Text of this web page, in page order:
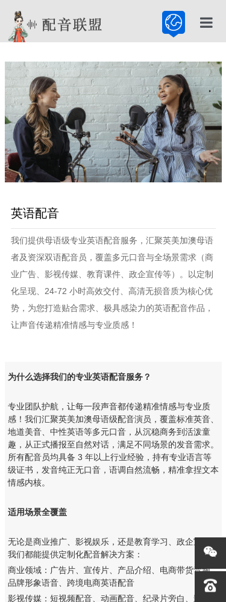
配音
配
配音
英语配音
我们提供母语级专业英语配音服务，汇聚英美加澳母语
者及资深双语配音员，覆盖多元口音与全场景需求（商
业广告、影视传媒、教育课件、政企宣传等）。以定制
化呈现、24-72 小时高效交付、高清无损音质为核心优
势，为您打造贴合需求、极具感染力的英语配音作品，
让声音传递精准情感与专业质感！
为什么选择我们的专业英语配音服务？
专业团队护航，让每一段声音都传递精准情感与专业质
感！我们汇聚英美加澳母语级配音演员，覆盖标准英音、
地道美音、中性英语等多元口音，从沉稳商务到活泼童
趣，从正式播报至自然对话，满足不同场景的发音需求。
所有配音员均具备 3 年以上行业经验，持有专业语言等
级证书，发音纯正无口音，语调自然流畅，精准拿捏文本
情感内核。
适用场景全覆盖
无论是商业推广、影视娱乐，还是教育学习、政企宣传，
我们都能提供定制化配音解决方案：
商业领域：广告片、宣传片、产品介绍、电商带货音频、
品牌形象语音、跨境电商英语配音
影视传媒：短视频配音、动画配音、纪录片旁白、影视剧